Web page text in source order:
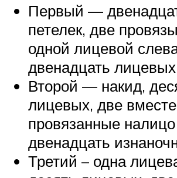
Первый —
петелек, две
одной лицевой
двенадцать
Второй — накид,
лицевых, две
провязанные
двенадцать
Третий – одна